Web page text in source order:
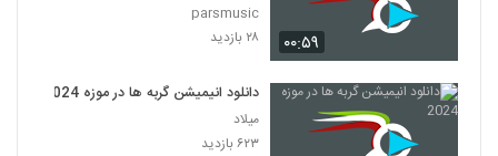
۰۰:۵۹
parsmusic
۲۸ بازدید
دانلود انیمیشن گربه ها در موزه 2024
میلاد
۶۲۳ بازدید